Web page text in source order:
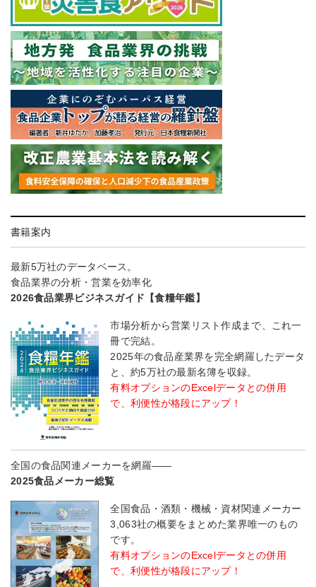
書籍案内
最新5万社のデータベース。
食品業界の分析・営業を効率化
2026食品業界ビジネスガイド【食糧年鑑】
市場分析から営業リスト作成まで、これ一
冊で完結。
2025年の食品産業界を完全網羅したデータ
と、約5万社の最新名簿を収録。
有料オプションのExcelデータとの併用
で、利便性が格段にアップ！
全国の食品関連メーカーを網羅――
2025食品メーカー総覧
全国食品・酒類・機械・資材関連メーカー
3,063社の概要をまとめた業界唯一のもの
です。
有料オプションのExcelデータとの併用
で、利便性が格段にアップ！